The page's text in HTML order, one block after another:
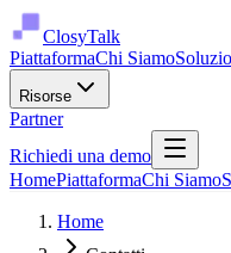
ClosyTalk
PiattaformaChi Siamo
Risorse
Partner
Richiedi una demo
HomePiattaformaChi Siamo
Home